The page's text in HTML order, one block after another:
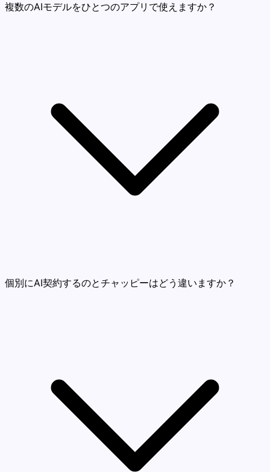
複数のAIモデルをひとつのアプリで使えますか？
個別にAI契約するのとチャッピーはどう違いますか？